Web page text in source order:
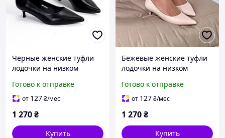
Черные женские туфли
лодочки на низком
острым носком
Готово к отправке
от 127₴/мес
1 270₴
Купить
Бежевые женские туфли
лодочки на низком
острым носком 37
Готово к отправке
от 127₴/мес
1 270₴
Купить